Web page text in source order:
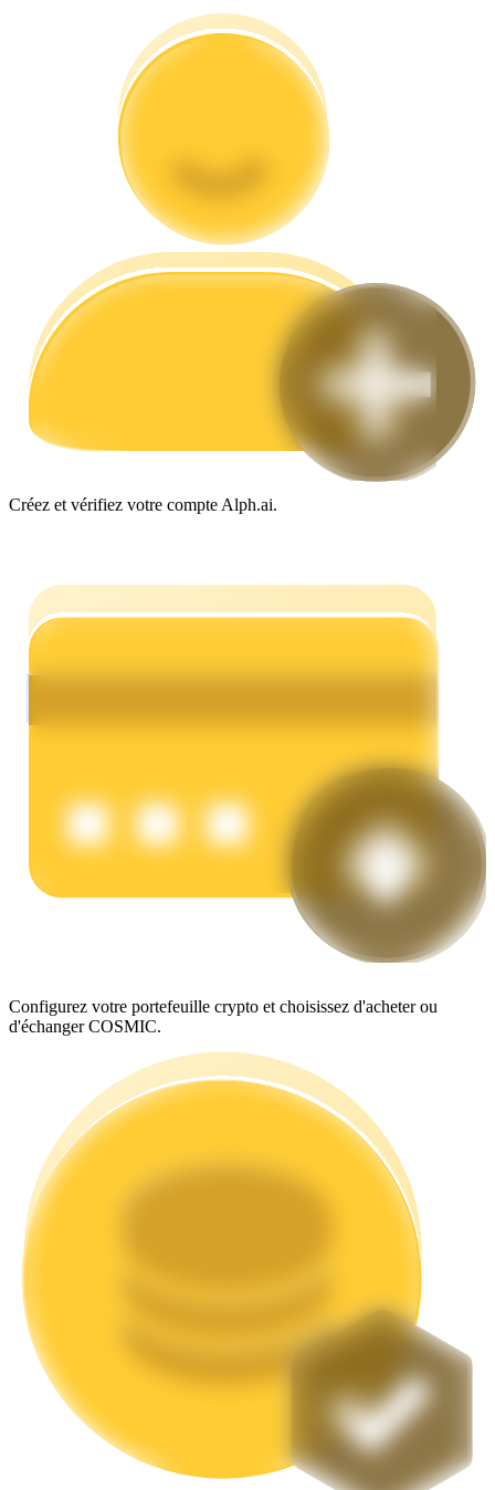
Guide de démarrage des contrats à terme
Apprenez à rester rentable
Gagner
Cochon de puissance
Gagnez quotidiennement des récompenses compétitives
Jalonnement
Des rendements élevés et un accès instantané
Launchpool
Staking flexible pour gagner des jetons populaires
Créez et vérifiez votre compte Alph.ai.
Configurez votre portefeuille crypto et choisissez d'acheter ou
d'échanger COSMIC.